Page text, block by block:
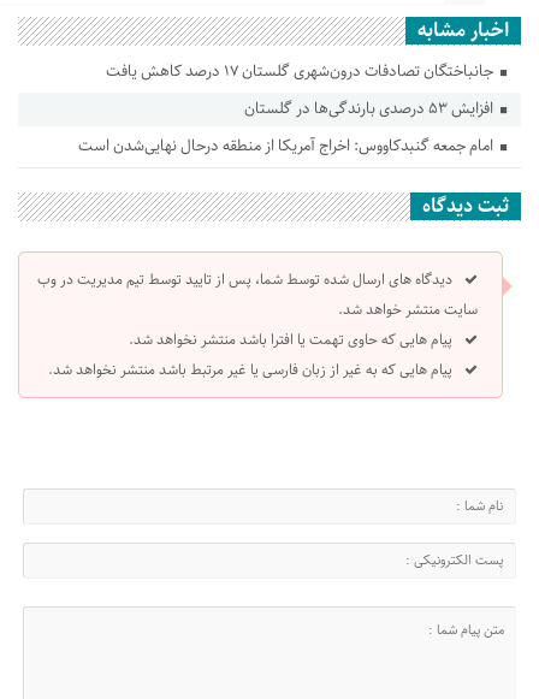
اخبار مشابه
جانباختگان تصادفات درون‌شهری گلستان ۱۷ درصد کاهش یافت
افزایش ۵۳ درصدی بارندگی‌ها در گلستان
امام جمعه گنبدکاووس: اخراج آمریکا از منطقه درحال نهایی‌شدن است
ثبت دیدگاه
دیدگاه های ارسال شده توسط شما، پس از تایید توسط تیم مدیریت در وب
سایت منتشر خواهد شد.
پیام هایی که حاوی تهمت یا افترا باشد منتشر نخواهد شد.
پیام هایی که به غیر از زبان فارسی یا غیر مرتبط باشد منتشر نخواهد شد.